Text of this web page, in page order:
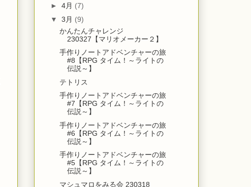
►4月 (7)
▼3月 (9)
かんたんチャレンジ
230327【マリオメーカー２】
手作りノートアドベンチャーの旅
#8【RPG タイム！～ライトの
伝説～】
テトリス
手作りノートアドベンチャーの旅
#7【RPG タイム！～ライトの
伝説～】
手作りノートアドベンチャーの旅
#6【RPG タイム！～ライトの
伝説～】
手作りノートアドベンチャーの旅
#5【RPG タイム！～ライトの
伝説～】
マシュマロをみる会 230318